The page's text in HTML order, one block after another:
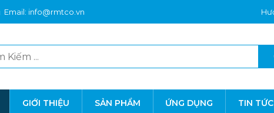
Email: info@rmtco.vn
GIỚI THIỆU SẢN PHẨM ỨNG DỤNG TIN TỨC